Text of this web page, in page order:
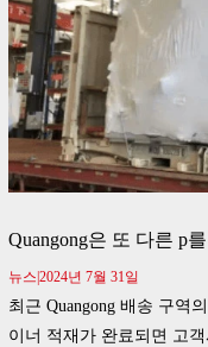
Quangong은 또 다른 p
뉴스|2024년 7월 31일
최근 Quangong 배송 구역
이너 적재가 완료되면 고